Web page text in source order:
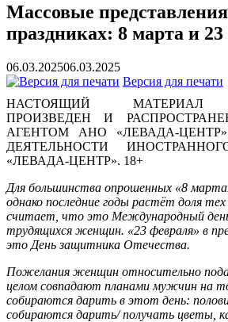
Массовые
праздниках: 8 марта и
06.03.202506.03.2025
Версия для печати
НАСТОЯЩИЙ МАТЕРИАЛ
ПРОИЗВЕДЕН И
АГЕНТОМ АНО «ЛЕВАДА-
ДЕЯТЕЛЬНОСТИ
«ЛЕВАДА-ЦЕНТР». 18+
Для большинства опрошенных «8
однако последние годы растёт доля
считает, что это Международный
трудящихся женщин. «23 февраля» в
это День защитника Отечества.
Пожелания женщин относительно
целом совпадают планами мужчин на
собираются дарить в этот день: п
собираются дарить/ получать цветы,